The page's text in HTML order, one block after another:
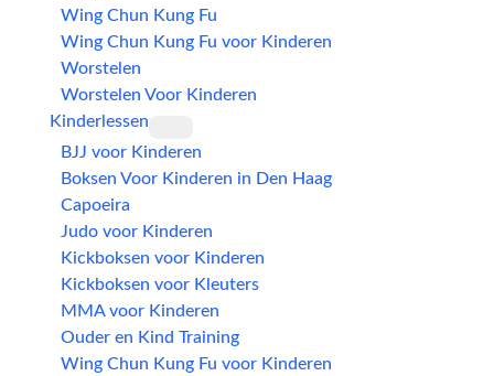
Wing Chun Kung Fu
Wing Chun Kung Fu voor Kinderen
Worstelen
Worstelen Voor Kinderen
Kinderlessen
BJJ voor Kinderen
Boksen Voor Kinderen in Den Haag
Capoeira
Judo voor Kinderen
Kickboksen voor Kinderen
Kickboksen voor Kleuters
MMA voor Kinderen
Ouder en Kind Training
Wing Chun Kung Fu voor Kinderen